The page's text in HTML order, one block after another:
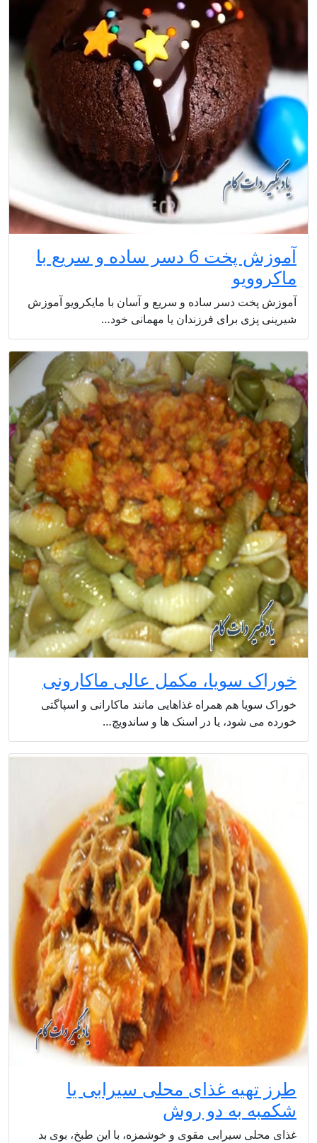
آموزش پخت 6 دسر ساده و سریع با
ماکروویو
آموزش پخت دسر ساده و سریع و آسان با مایکرویو آموزش
شیرینی پزی برای فرزندان یا مهمانی خود…
خوراک سویا، مکمل عالی ماکارونی
خوراک سویا هم همراه غذاهایی مانند ماکارانی و اسپاگتی
خورده می شود، یا در اسنک ها و ساندویچ…
طرز تهیه غذای محلی سیرابی یا
شکمبه به دو روش
غذای محلی سیرابی مقوی و خوشمزه، با این طبخ، بوی بد